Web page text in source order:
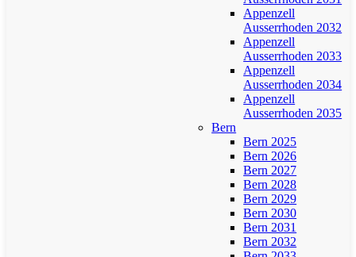
Appenzell
Ausserrhoden 2032
Appenzell
Ausserrhoden 2033
Appenzell
Ausserrhoden 2034
Appenzell
Ausserrhoden 2035
Bern
Bern 2025
Bern 2026
Bern 2027
Bern 2028
Bern 2029
Bern 2030
Bern 2031
Bern 2032